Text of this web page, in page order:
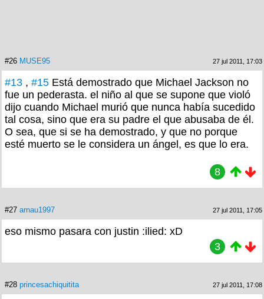
#26 MUSE95 27 jul 2011, 17:03
#13 , #15 Está demostrado que Michael Jackson no
fue un pederasta. el niño al que se supone que violó
dijo cuando Michael murió que nunca había sucedido
tal cosa, sino que era su padre el que abusaba de él.
O sea, que si se ha demostrado, y que no porque
esté muerto se le considera un ángel, es que lo era.
8
#27 arnau1997 27 jul 2011, 17:05
eso mismo pasara con justin :ilied: xD
3
#28 princesachiquitita 27 jul 2011, 17:08